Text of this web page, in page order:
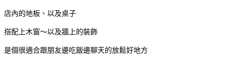
店內的地板、以及桌子
搭配上木窗～以及牆上的裝飾
是個很適合跟朋友邊吃飯邊聊天的放鬆好地方